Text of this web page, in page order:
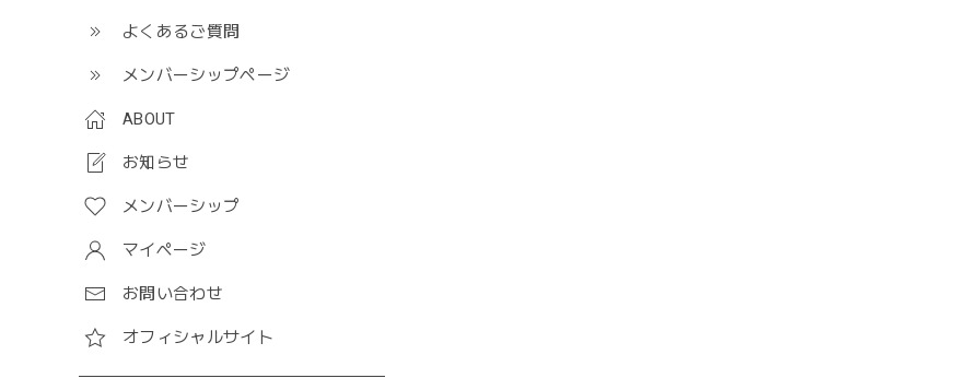
よくあるご質問
メンバーシップページ
ABOUT
お知らせ
メンバーシップ
マイページ
お問い合わせ
オフィシャルサイト